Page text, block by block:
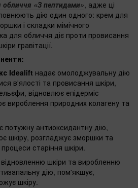
«З пептидами», адже ці
дію один одного: крем для
і складки мімічного
для обличчя діє проти провисання
гравітації.
Idealift надає омолоджувальну дію
в'ялості та провисання шкіри,
відновлює епідерміс
вироблення природних колагену та
потужну антиоксидантну дію,
шкіру, розгладжує зморшки та
старіння шкіри.
шкіри та виробленню
дію, пом'якшує,
шкіру.